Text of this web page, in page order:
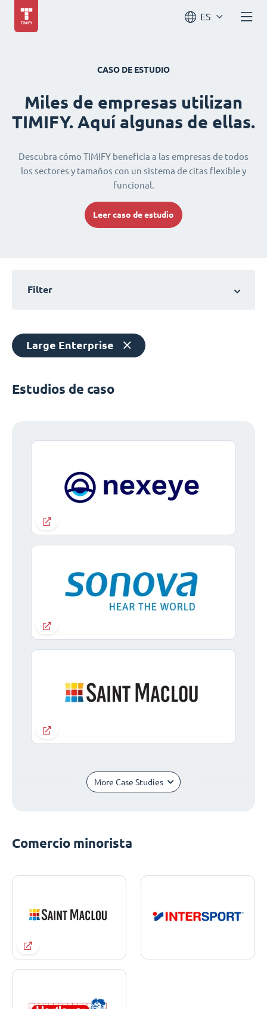
ES
CASO DE ESTUDIO
Miles de empresas utilizan
TIMIFY. Aquí algunas de ellas.
Descubra cómo TIMIFY beneficia a las empresas de todos
los sectores y tamaños con un sistema de citas flexible y
funcional.
Leer caso de estudio
Filter
Large Enterprise
Estudios de caso
More Case Studies
Comercio minorista